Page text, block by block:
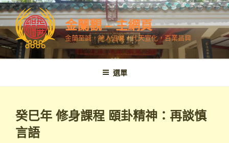
跳
至
內
容
金蘭觀 – 主網頁
金蘭至誠，神人溫馨，代天宣化，百業昌興
選單
癸巳年 修身課程 頤卦精神：再談慎
言語